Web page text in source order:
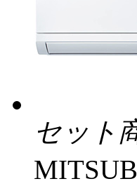
セット